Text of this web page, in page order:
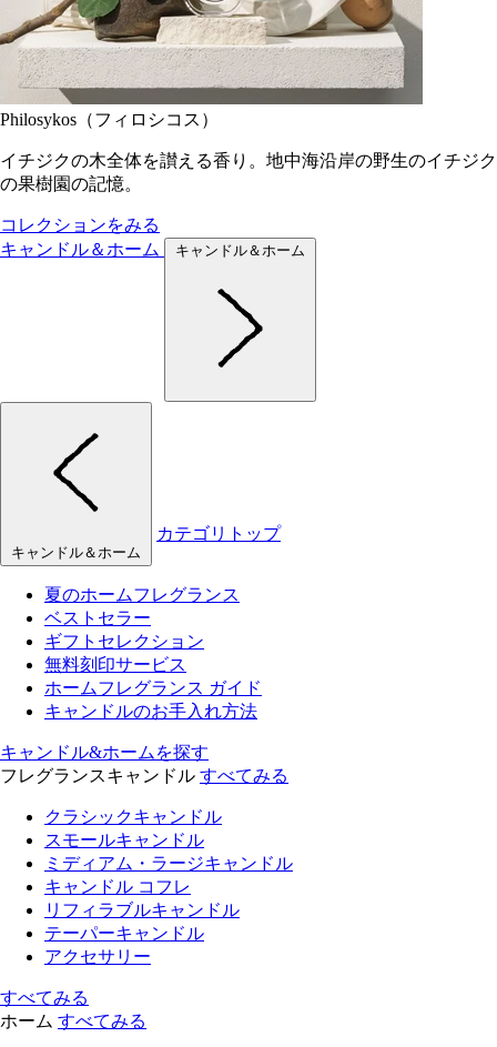
Philosykos（フィロシコス）
イチジクの木全体を讃える香り。地中海沿岸の野生のイチジク
の果樹園の記憶。
コレクションをみる
キャンドル＆ホーム
キャンドル＆ホーム
キャンドル＆ホーム
カテゴリトップ
夏のホームフレグランス
ベストセラー
ギフトセレクション
無料刻印サービス
ホームフレグランス ガイド
キャンドルのお手入れ方法
キャンドル&ホームを探す
フレグランスキャンドル すべてみる
クラシックキャンドル
スモールキャンドル
ミディアム・ラージキャンドル
キャンドル コフレ
リフィラブルキャンドル
テーパーキャンドル
アクセサリー
すべてみる
ホーム すべてみる